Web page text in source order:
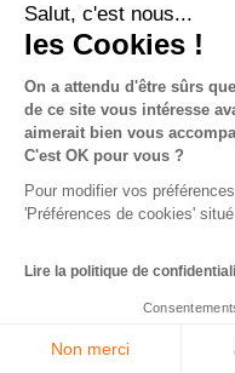
Salut, c'est nous...
les Cookies !
On a attendu d'être sûrs
de ce site vous intéresse
aimerait bien vous
C'est OK pour vous ?
Pour modifier vos
'Préférences de cookies'
Lire la politique de
Non merci
La Team So-
Mentions légales
Made